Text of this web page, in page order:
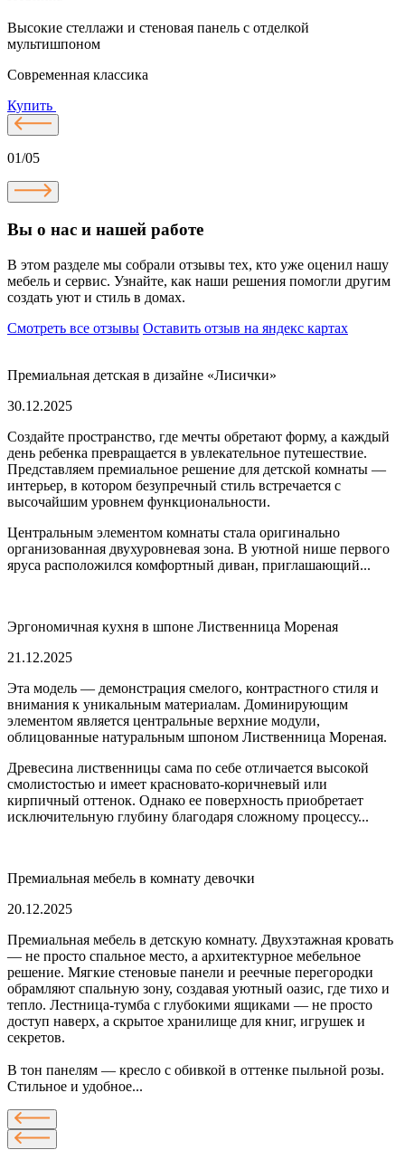
Высокие стеллажи и стеновая панель с отделкой
мультишпоном
Современная классика
Купить
01/05
Вы о нас и нашей работе
В этом разделе мы собрали отзывы тех, кто уже оценил нашу
мебель и сервис. Узнайте, как наши решения помогли другим
создать уют и стиль в домах.
Смотреть все отзывы Оставить отзыв на яндекс картах
Премиальная детская в дизайне «Лисички»
30.12.2025
Создайте пространство, где мечты обретают форму, а каждый
день ребенка превращается в увлекательное путешествие.
Представляем премиальное решение для детской комнаты —
интерьер, в котором безупречный стиль встречается с
высочайшим уровнем функциональности.
Центральным элементом комнаты стала оригинально
организованная двухуровневая зона. В уютной нише первого
яруса расположился комфортный диван, приглашающий...
Эргономичная кухня в шпоне Лиственница Мореная
21.12.2025
Эта модель — демонстрация смелого, контрастного стиля и
внимания к уникальным материалам. Доминирующим
элементом является центральные верхние модули,
облицованные натуральным шпоном Лиственница Мореная.
Древесина лиственницы сама по себе отличается высокой
смолистостью и имеет красновато-коричневый или
кирпичный оттенок. Однако ее поверхность приобретает
исключительную глубину благодаря сложному процессу...
Премиальная мебель в комнату девочки
20.12.2025
Премиальная мебель в детскую комнату. Двухэтажная кровать
— не просто спальное место, а архитектурное мебельное
решение. Мягкие стеновые панели и реечные перегородки
обрамляют спальную зону, создавая уютный оазис, где тихо и
тепло. Лестница-тумба с глубокими ящиками — не просто
доступ наверх, а скрытое хранилище для книг, игрушек и
секретов.
В тон панелям — кресло с обивкой в оттенке пыльной розы.
Стильное и удобное...